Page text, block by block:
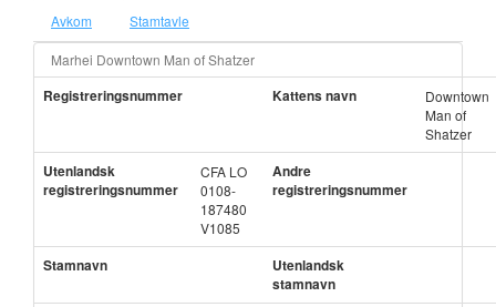
Avkom Stamtavle
Marhei Downtown Man of Shatzer
Registreringsnummer Kattens navn
Downtown
Man of
Shatzer
Utenlandsk
registreringsnummer
CFA LO
0108-
187480
V1085
Andre
registreringsnummer
Stamnavn
Utenlandsk
stamnavn